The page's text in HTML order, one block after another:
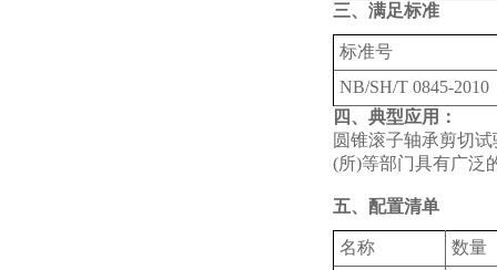
三、满足标准
标准号
NB/SH/T 0845-2010
四、‌典型应用‌：
圆锥滚子轴承剪切
(所)等部门具有广泛
五、配置清单
名称 数量